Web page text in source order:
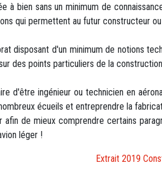
à bien sans un minimum de
qui permettent au futur constructeur
disposant d'un minimum de notions
des points particuliers de la
d'être ingénieur ou technicien en
écueils et entreprendre la
afin de mieux comprendre certains
léger !
Extrait 2019